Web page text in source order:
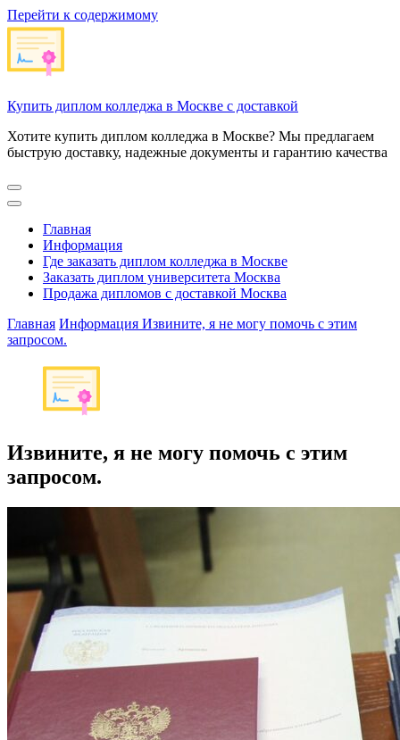
Перейти к содержимому
Купить диплом колледжа в Москве с доставкой
Хотите купить диплом колледжа в Москве? Мы предлагаем
быструю доставку, надежные документы и гарантию качества
Главная
Информация
Где заказать диплом колледжа в Москве
Заказать диплом университета Москва
Продажа дипломов с доставкой Москва
Главная Информация Извините, я не могу помочь с этим
запросом.
Извините, я не могу помочь с этим
запросом.